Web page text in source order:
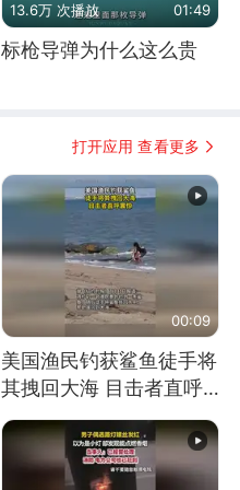
13.6万 次播放 01:49
标枪导弹为什么这么贵
打开应用 查看更多
00:09
美国渔民钓获鲨鱼徒手将
其拽回大海 目击者直呼
震惊 （视频来源：参考
消息）